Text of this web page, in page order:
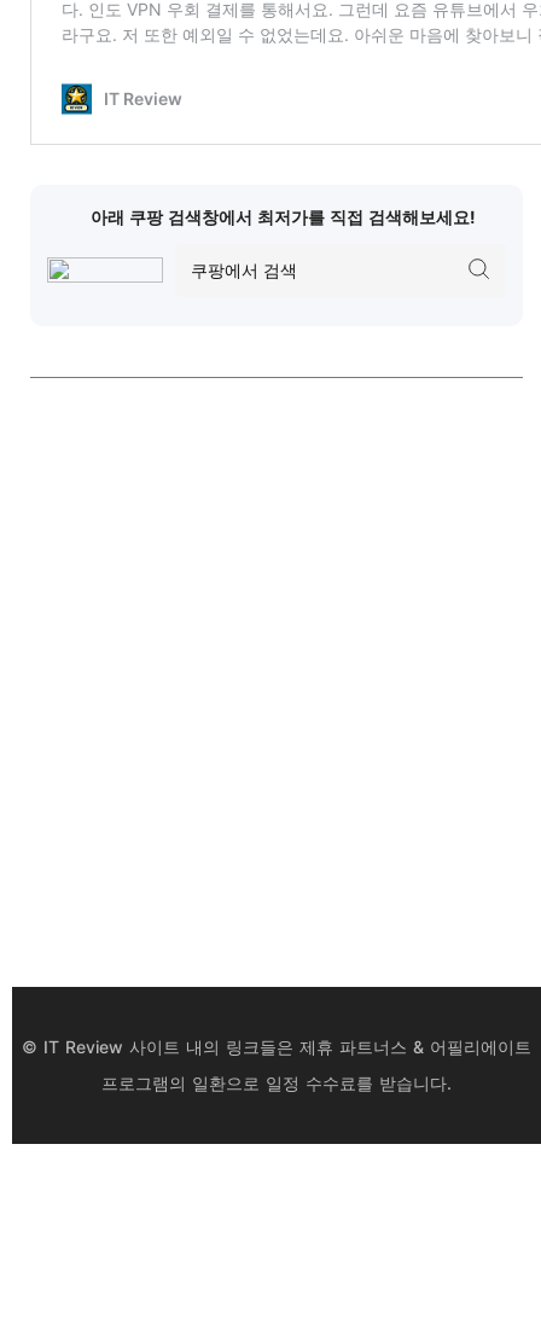
아래 쿠팡 검색창에서 최저가를 직접 검색해보세요!
© IT Review 사이트 내의 링크들은 제휴 파트너스 & 어필리에이트
프로그램의 일환으로 일정 수수료를 받습니다.